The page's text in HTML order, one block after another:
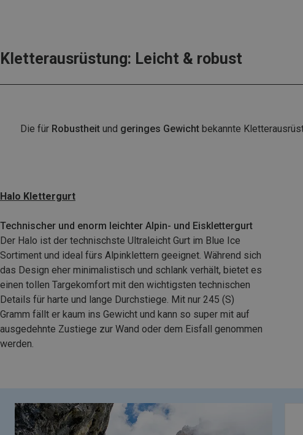
Kletterausrüstung: Leicht & robust
Die für Robustheitund geringes Gewichtbekannte
Halo Klettergurt
Technischer und enorm leichter Alpin- und Eisklettergurt
Der Halo ist der technischste Ultraleicht Gurt im Blue Ice
Sortiment und ideal fürs Alpinklettern geeignet. Während sich
das Design eher minimalistisch und schlank verhält, bietet es
einen tollen Targekomfort mit den wichtigsten technischen
Details für harte und lange Durchstiege. Mit nur 245 (S)
Gramm fällt er kaum ins Gewicht und kann so super mit auf
ausgedehnte Zustiege zur Wand oder dem Eisfall genommen
werden.